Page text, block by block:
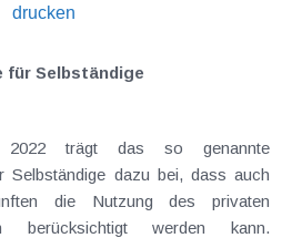
drucken
für Selbständige
2022 trägt das so genannte
Selbständige dazu bei, dass auch
die Nutzung des privaten
berücksichtigt werden kann.